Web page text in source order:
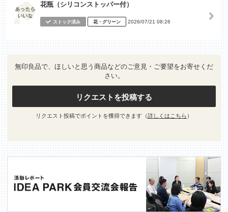
花瓶（シリコンストッパー付）
ストック済み 花・グリーン 2026/07/21 08:26
無印良品で、ほしいと思う商品などのご意見・ご要望をお寄せくだ
さい。
リクエストを投稿する
リクエスト投稿でポイントを獲得できます（詳しくはこちら ）